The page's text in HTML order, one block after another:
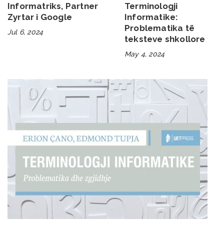
Informatriks, Partner
Zyrtar i Google
Jul 6, 2024
Terminologji
Informatike:
Problematika të
teksteve shkollore
May 4, 2024